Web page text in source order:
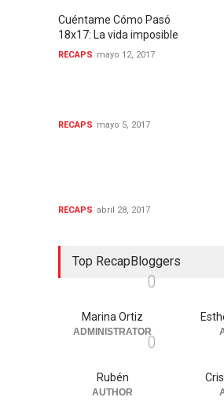
Cuéntame Cómo Pasó
18x17: La vida imposible
RECAPS mayo 12, 2017
RECAPS mayo 5, 2017
RECAPS abril 28, 2017
Top RecapBloggers
0
Marina Ortiz
ADMINISTRATOR
0
Rubén
AUTHOR